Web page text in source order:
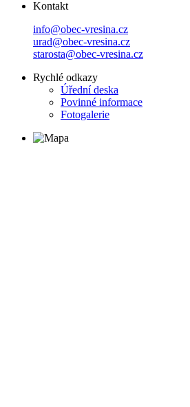
Kontakt
info@obec-vresina.cz
urad@obec-vresina.cz
starosta@obec-vresina.cz
Rychlé odkazy
Úřední deska
Povinné informace
Fotogalerie